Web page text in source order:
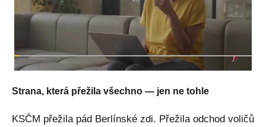
Strana, která přežila všechno — jen ne tohle
KSČM přežila pád Berlínské zdi. Přežila odchod voličů